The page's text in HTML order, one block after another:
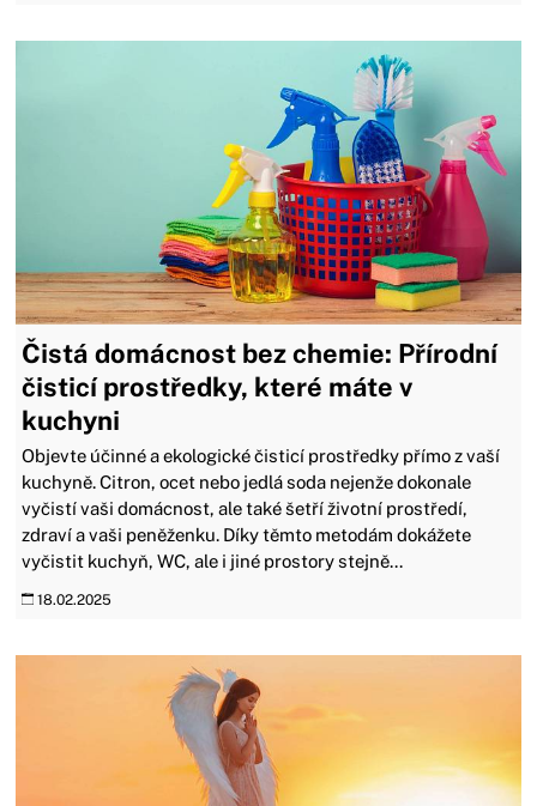
Čistá domácnost bez chemie: Přírodní
čisticí prostředky, které máte v
kuchyni
Objevte účinné a ekologické čisticí prostředky přímo z vaší
kuchyně. Citron, ocet nebo jedlá soda nejenže dokonale
vyčistí vaši domácnost, ale také šetří životní prostředí,
zdraví a vaši peněženku. Díky těmto metodám dokážete
vyčistit kuchyň, WC, ale i jiné prostory stejně...
18.02.2025